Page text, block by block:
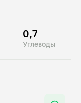
0,7
Углеводы